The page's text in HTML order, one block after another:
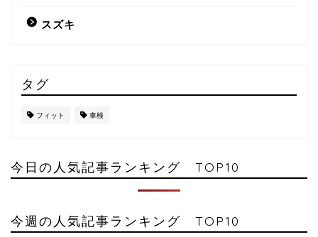
スズキ
タグ
フィット 車検
今日の人気記事ランキング TOP10
今週の人気記事ランキング TOP10